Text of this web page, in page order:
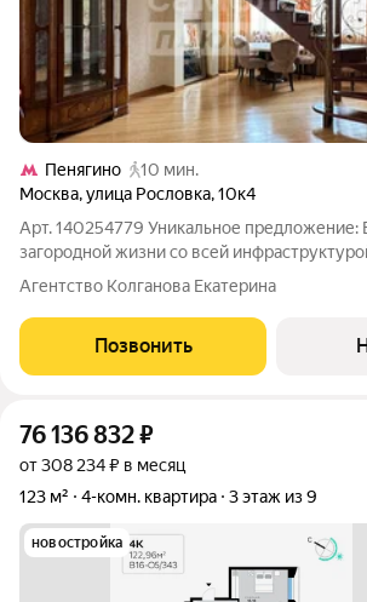
Пенягино
10 мин.
Москва,улица Рословка,10к4
Арт. 140254779 Уникальное предложение:
загородной жизни со всей
реальностью! Представляем вашему
квартиру, которая сочетает в себе простор
загородного дома с престижем и
Агентство Колганова Екатерина
Позвонить
76 136 832₽
от 308 234 ₽ в месяц
123 м²
4-комн. квартира 3 этаж из 9
новостройка